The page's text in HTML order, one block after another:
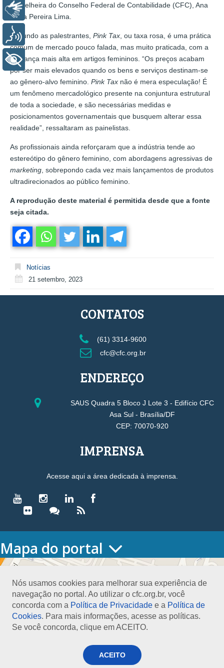
conselheira do Conselho Federal de Contabilidade (CFC), Ana
Luiza Pereira Lima.
Segundo as palestrantes, Pink Tax , ou taxa rosa, é uma prática
comum de mercado pouco falada, mas muito praticada, com a
cobrança mais alta em artigos femininos. “Os preços acabam
por ser mais elevados quando os bens e serviços destinam-se
ao gênero-alvo feminino. Pink Tax não é mera especulação! É
um fenômeno mercadológico presente na conjuntura estrutural
de toda a sociedade, e são necessárias medidas e
posicionamentos governamentais que busquem alterar essa
realidade”, ressaltaram as painelistas.
As profissionais ainda reforçaram que a indústria tende ao
estereótipo do gênero feminino, com abordagens agressivas de
marketing , sobrepondo cada vez mais lançamentos de produtos
ultradirecionados ao público feminino.
A reprodução deste material é permitida desde que a fonte
seja citada.
Notícias
21 setembro, 2023
Nós usamos cookies para melhorar sua experiência de
navegação no portal. Ao utilizar o cfc.org.br, você
concorda com a Política de Privacidade e a Política de
Cookies. Para mais informações, acesse as políticas.
Se você concorda, clique em ACEITO.
ACEITO
CONTATOS
(61) 3314-9600
cfc@cfc.org.br
ENDEREÇO
SAUS Quadra 5 Bloco J Lote 3 - Edifício CFC
Asa Sul - Brasília/DF
CEP: 70070-920
IMPRENSA
Acesse aqui a área dedicada à imprensa.
Mapa do portal
HOME
Conselho Diretor
Nossa Sede
Planejamento
Organograma
Medalha João Lyra
Libras
Voz
+ Acessibilidade